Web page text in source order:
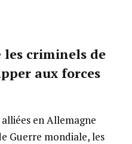
les criminels de
aux forces
en Allemagne
Guerre mondiale, les